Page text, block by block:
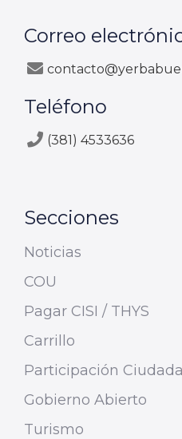
Correo
Teléfono
(381) 4533636
Secciones
Noticias
COU
Pagar CISI / THYS
Carrillo
Participación
Gobierno Abierto
Turismo